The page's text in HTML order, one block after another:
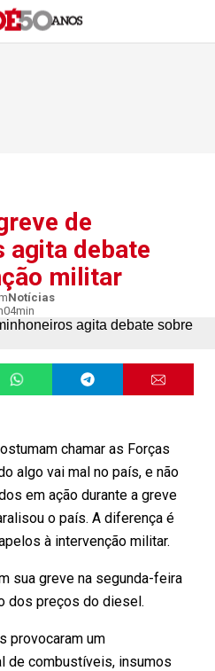
de
agita debate
militar
Notícias
chamar as Forças
algo vai mal no país, e não
em ação durante a greve
o país. A diferença é
à intervenção militar.
sua greve na segunda-feira
dos preços do diesel.
provocaram um
de combustíveis, insumos